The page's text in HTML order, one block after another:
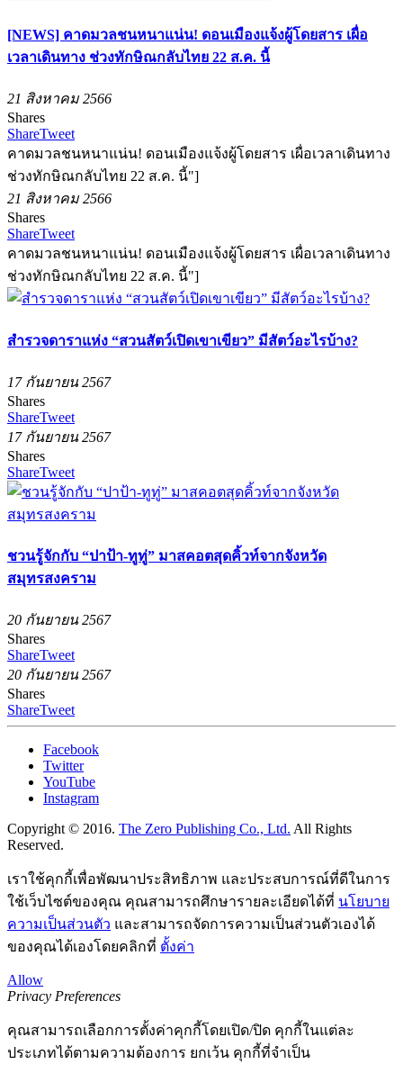
[NEWS] คาดมวลชนหนาแน่น! ดอนเมืองแจ้งผู้โดยสาร เผื่อ
เวลาเดินทาง ช่วงทักษิณกลับไทย 22 ส.ค. นี้
21 สิงหาคม 2566
Shares
ShareTweet
คาดมวลชนหนาแน่น! ดอนเมืองแจ้งผู้โดยสาร เผื่อเวลาเดินทาง
ช่วงทักษิณกลับไทย 22 ส.ค. นี้"]
21 สิงหาคม 2566
Shares
ShareTweet
คาดมวลชนหนาแน่น! ดอนเมืองแจ้งผู้โดยสาร เผื่อเวลาเดินทาง
ช่วงทักษิณกลับไทย 22 ส.ค. นี้"]
สำรวจดาราแห่ง “สวนสัตว์เปิดเขาเขียว” มีสัตว์อะไรบ้าง?
17 กันยายน 2567
Shares
ShareTweet
17 กันยายน 2567
Shares
ShareTweet
ชวนรู้จักกับ “ปาป้า-ทูทู่” มาสคอตสุดคิ้วท์จากจังหวัด
สมุทรสงคราม
20 กันยายน 2567
Shares
ShareTweet
20 กันยายน 2567
Shares
ShareTweet
Facebook
Twitter
YouTube
Instagram
Copyright © 2016. The Zero Publishing Co., Ltd. All Rights
Reserved.
เราใช้คุกกี้เพื่อพัฒนาประสิทธิภาพ และประสบการณ์ที่ดีในการ
ใช้เว็บไซต์ของคุณ คุณสามารถศึกษารายละเอียดได้ที่ นโยบาย
ความเป็นส่วนตัว และสามารถจัดการความเป็นส่วนตัวเองได้
ของคุณได้เองโดยคลิกที่ ตั้งค่า
Allow
Privacy Preferences
คุณสามารถเลือกการตั้งค่าคุกกี้โดยเปิด/ปิด คุกกี้ในแต่ละ
ประเภทได้ตามความต้องการ ยกเว้น คุกกี้ที่จำเป็น